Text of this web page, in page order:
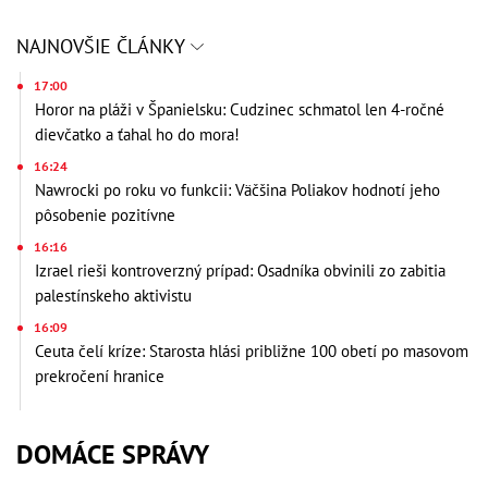
NAJNOVŠIE ČLÁNKY
17:00
Horor na pláži v Španielsku: Cudzinec schmatol len 4-ročné
dievčatko a ťahal ho do mora!
16:24
Nawrocki po roku vo funkcii: Väčšina Poliakov hodnotí jeho
pôsobenie pozitívne
16:16
Izrael rieši kontroverzný prípad: Osadníka obvinili zo zabitia
palestínskeho aktivistu
16:09
Ceuta čelí kríze: Starosta hlási približne 100 obetí po masovom
prekročení hranice
DOMÁCE SPRÁVY